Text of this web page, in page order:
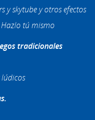
y skytube y otros efectos
tú mismo
tradicionales
lúdicos